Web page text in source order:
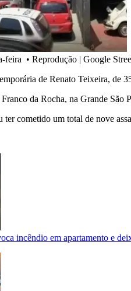
feira • Reprodução | Google
de Renato Teixeira, de
da Rocha, na Grande São
cometido um total de nove
incêndio em apartamento e